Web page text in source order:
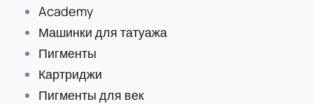
Academy
Машинки для татуажа
Пигменты
Картриджи
Пигменты для век